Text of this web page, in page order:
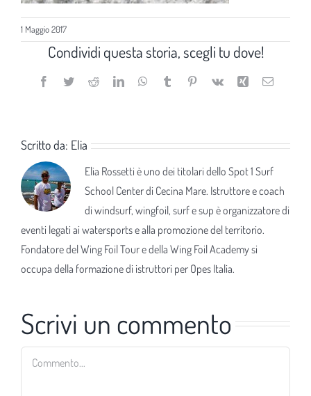
1 Maggio 2017
Condividi questa storia, scegli tu dove!
Facebook
TwitterRedditLinkedInWhatsApp
TumblrPinterest
Vk Xing Email
Scritto da: Elia
Elia Rossetti è uno dei titolari dello Spot 1 Surf
School Center di Cecina Mare. Istruttore e coach
di windsurf, wingfoil, surf e sup è organizzatore di
eventi legati ai watersports e alla promozione del territorio.
Fondatore del Wing Foil Tour e della Wing Foil Academy si
occupa della formazione di istruttori per Opes Italia.
Scrivi un commento
Commento